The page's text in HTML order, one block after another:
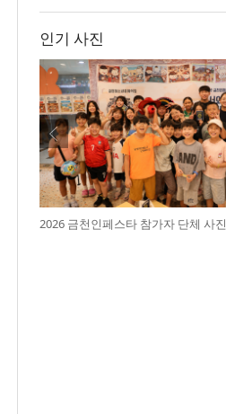
인기 사진
2026 금천인페스타 참가자 단체 사진